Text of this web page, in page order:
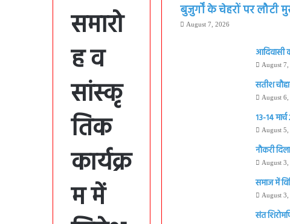
समारो
ह व
सांस्कृ
तिक
कार्यक्र
म में
बुजुर्गों के चेहरों पर लौटी
August 7, 2026
आदिवासी
August
सतीश
August
13-14
August
नौकरी
August
समाज में
August
संत